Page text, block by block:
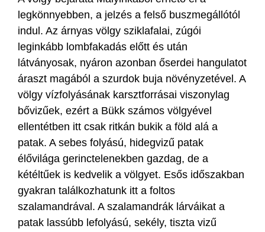
legkönnyebben, a jelzés a felső buszmegállótól
indul. Az árnyas völgy sziklafalai, zúgói
leginkább lombfakadás előtt és után
látványosak, nyáron azonban őserdei hangulatot
áraszt magából a szurdok buja növényzetével. A
völgy vízfolyásának karsztforrásai viszonylag
bővizűek, ezért a Bükk számos völgyével
ellentétben itt csak ritkán bukik a föld alá a
patak. A sebes folyású, hidegvizű patak
élővilága gerinctelenekben gazdag, de a
kétéltűek is kedvelik a völgyet. Esős időszakban
gyakran találkozhatunk itt a foltos
szalamandrával. A szalamandrák lárváikat a
patak lassúbb lefolyású, sekély, tiszta vizű